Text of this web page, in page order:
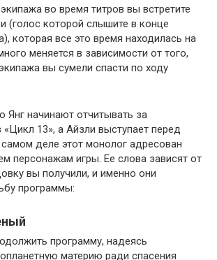
во время титров вы встретите
(голос которой слышите в конце
которая все это время находилась на
меняется в зависимости от того,
вы сумели спасти по ходу
Янг начинают отчитывать за
13», а Айзли выступает перед
деле этот монолог адресован
персонажам игры. Ее слова зависят от
вы получили, и именно они
программы:
программу, надеясь
материю ради спасения